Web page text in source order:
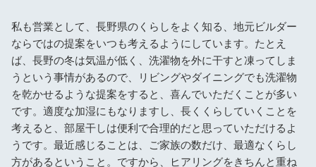
私も営業として、長野県のくらしをよく知る、地元ビルダー
ならではの提案をいつも考えるようにしています。たとえ
ば、長野の冬は気温が低く、洗濯物を外に干すと凍ってしま
うという事情があるので、リビングやダイニングでも洗濯物
を乾かせるような提案をすると、喜んでいただくことが多い
です。適度な加湿にもなりますし、長くくらしていくことを
考えると、部屋干しは便利で合理的だと思っていただけるよ
うです。最近感じることは、ご家族の数だけ、最適なくらし
方があるということ。ですから、ヒアリングをきちんと重ね